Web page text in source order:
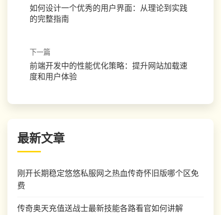
如何设计一个优秀的用户界面：从理论到实践
的完整指南
下一篇
前端开发中的性能优化策略：提升网站加载速
度和用户体验
最新文章
刚开长期稳定悠悠私服网之热血传奇怀旧版哪个区免
费
传奇奥天充值送战士最新技能各路看官如何讲解